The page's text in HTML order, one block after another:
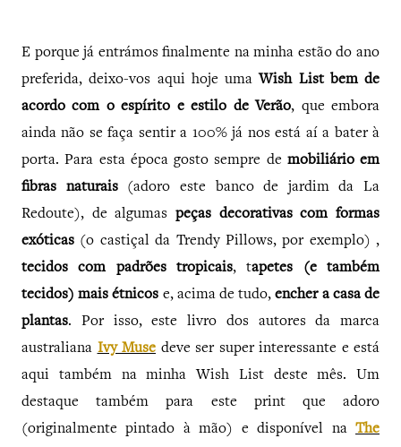
E porque já entrámos finalmente na minha estão do ano
preferida, deixo-vos aqui hoje uma Wish List bem de
acordo com o espírito e estilo de Verão, que embora
ainda não se faça sentir a 100% já nos está aí a bater à
porta. Para esta época gosto sempre de mobiliário em
fibras naturais (adoro este banco de jardim da La
Redoute), de algumas peças decorativas com formas
exóticas (o castiçal da Trendy Pillows, por exemplo) ,
tecidos com padrões tropicais, tapetes (e também
tecidos) mais étnicos e, acima de tudo,encher a casa de
plantas. Por isso, este livro dos autores da marca
australianaIvy Muse deve ser super interessante e está
aqui também na minha Wish List deste mês. Um
destaque também para este print que adoro
(originalmente pintado à mão) e disponível na The